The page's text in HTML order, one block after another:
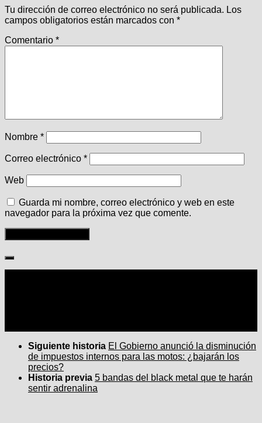
Tu dirección de correo electrónico no será publicada. Los
campos obligatorios están marcados con *
Comentario *
Nombre *
Correo electrónico *
Web
Guarda mi nombre, correo electrónico y web en este
navegador para la próxima vez que comente.
Siguiente historia El Gobierno anunció la disminución
de impuestos internos para las motos: ¿bajarán los
precios?
Historia previa 5 bandas del black metal que te harán
sentir adrenalina